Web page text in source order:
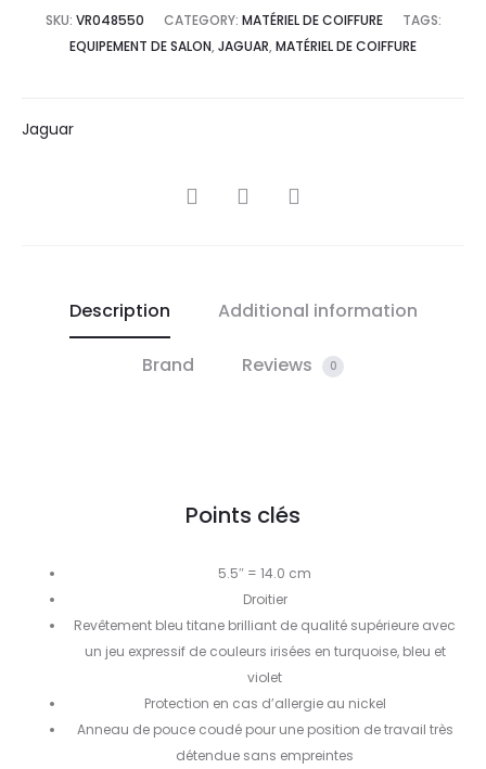
SKU: VR048550 CATEGORY: MATÉRIEL DE COIFFURE
TAGS:
EQUIPEMENT DE SALON, JAGUAR, MATÉRIEL DE COIFFURE
Jaguar
SHARE
Description Additional information
Brand Reviews 0
Points clés
5.5″ = 14.0 cm
Droitier
Revêtement bleu titane brilliant de qualité supérieure avec
un jeu expressif de couleurs irisées en turquoise, bleu et
violet
Protection en cas d’allergie au nickel
Anneau de pouce coudé pour une position de travail très
détendue sans empreintes